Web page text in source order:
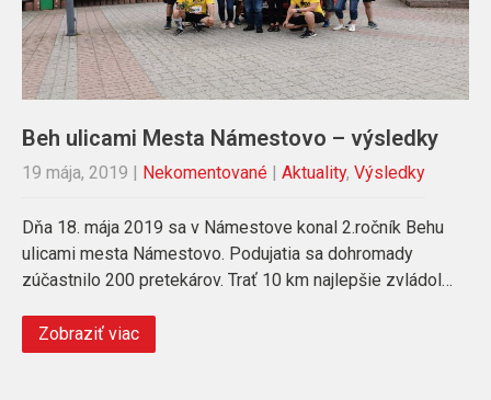
Beh ulicami Mesta Námestovo – výsledky
19 mája, 2019 | Nekomentované | Aktuality, Výsledky
Dňa 18. mája 2019 sa v Námestove konal 2.ročník Behu
ulicami mesta Námestovo. Podujatia sa dohromady
zúčastnilo 200 pretekárov. Trať 10 km najlepšie zvládol…
Zobraziť viac